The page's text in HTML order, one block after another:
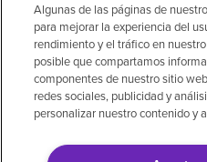
Algunas de las páginas de
para mejorar la experiencia del
rendimiento y el tráfico en
posible que compartamos
componentes de nuestro sitio
redes sociales, publicidad y
personalizar nuestro contenido y